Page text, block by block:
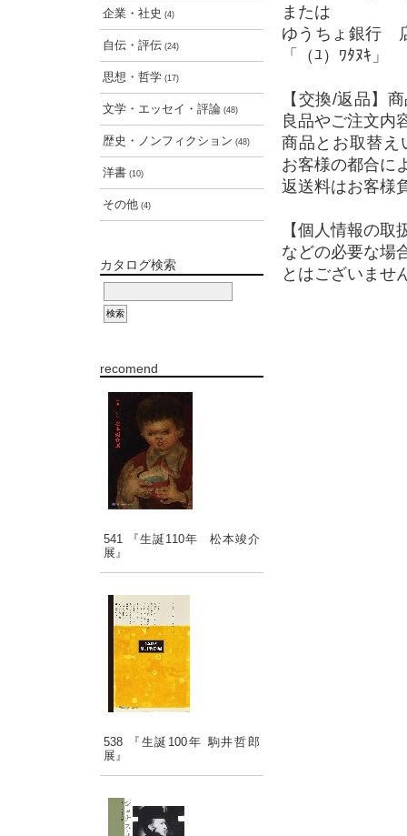
企業・社史 (4)
自伝・評伝 (24)
思想・哲学 (17)
文学・エッセイ・評論 (48)
歴史・ノンフィクション (48)
洋書 (10)
その他 (4)
カタログ検索
recomend
541 『生誕110年 松本竣介
展』
538 『生誕100年 駒井哲郎
展』
または
ゆうちょ銀行
「（ﾕ）ﾜﾀﾇｷ」
【交換/返品】
良品やご注文内
商品とお取替え
お客様の都合に
返送料はお客様
【個人情報の
などの必要な場
とはございませ